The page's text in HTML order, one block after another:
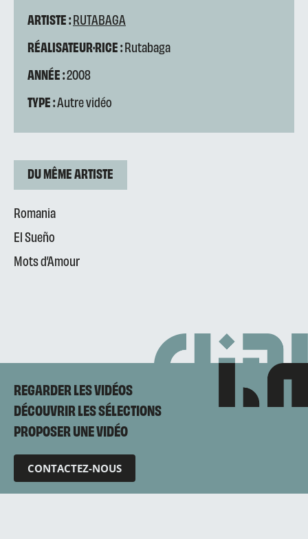
ARTISTE :RUTABAGA
RÉALISATEUR·RICE :Rutabaga
ANNÉE :2008
TYPE :Autre vidéo
DU MÊME ARTISTE
Romania
El Sueño
Mots d’Amour
REGARDER LES VIDÉOS
DÉCOUVRIR LES SÉLECTIONS
PROPOSER UNE VIDÉO
CONTACTEZ-NOUS